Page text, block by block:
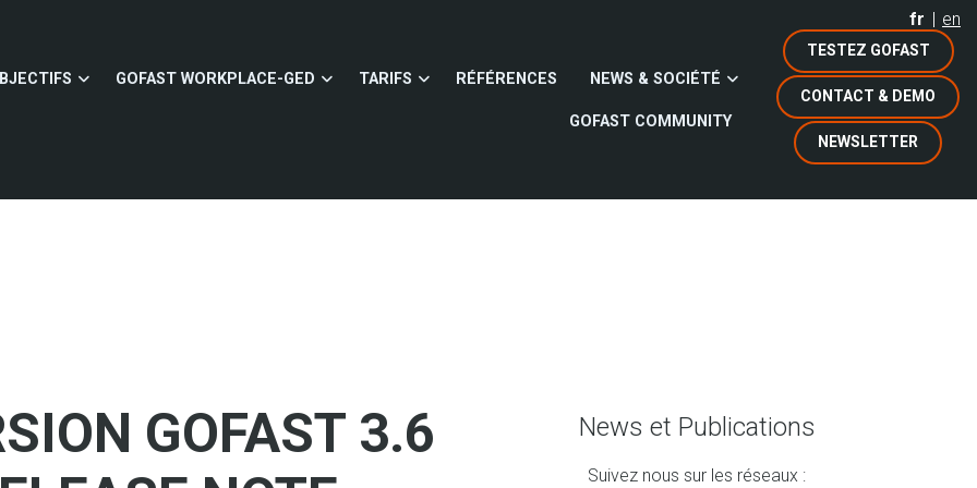
fr en
TESTEZ GOFAST
CONTACT & DEMO
NEWSLETTER
GOFAST WORKPLACE-GED TARIFS RÉFÉRENCES NEWS & SOCIÉTÉ
GOFAST COMMUNITY
GOFAST 3.6
News et Publications
Suivez nous sur les réseaux :